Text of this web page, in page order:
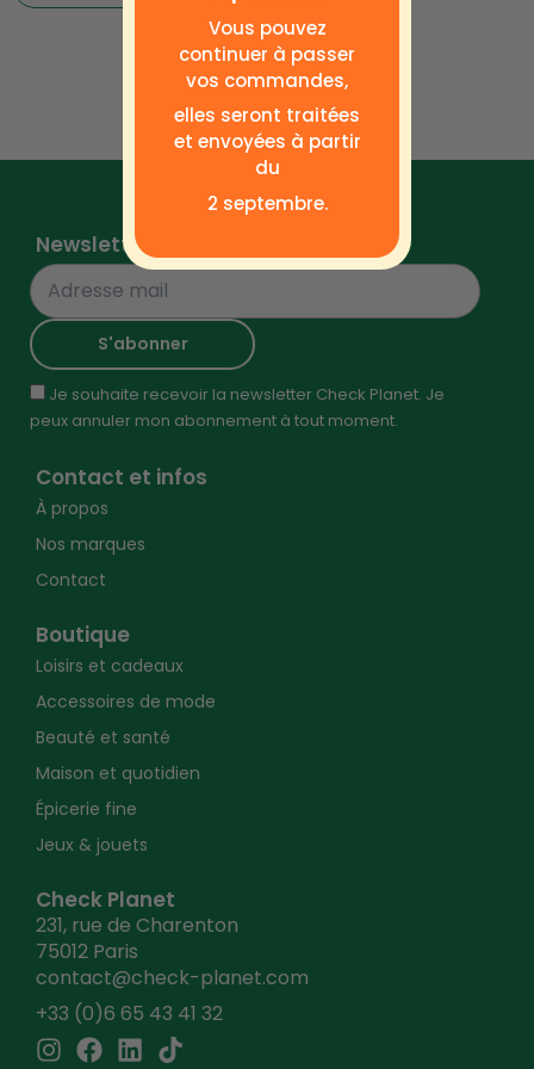
Check Planet
231, rue de Charenton
75012 Paris
contact@check-planet.com
+33 (0)6 65 43 41 32
I F L T
Boutique
Loisirs et cadeaux
Accessoires de mode
Beauté et santé
Maison et quotidien
Épicerie fine
Jeux & jouets
Contact et infos
À propos
Nos marques
Contact
Newsletter
Je souhaite recevoir la newsletter Check Planet. Je
peux annuler mon abonnement à tout moment.
Vous pouvez
continuer à passer
vos commandes,
elles seront traitées
et envoyées à partir
du
2 septembre.